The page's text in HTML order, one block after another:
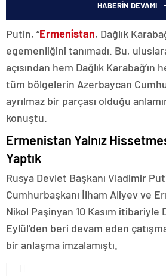
HABERİN DEVAMI
Putin, “Ermenistan, Dağlık
egemenliğini tanımadı. Bu,
açısından hem Dağlık Karabağ’ın
tüm bölgelerin Azerbaycan
ayrılmaz bir parçası olduğu
konuştu.
Ermenistan Yalnız
Yaptık
Rusya Devlet Başkanı Vladimir
Cumhurbaşkanı İlham Aliyev ve
Nikol Paşinyan 10 Kasım itibariyle
Eylül’den beri devam eden
bir anlaşma imzalamıştı.